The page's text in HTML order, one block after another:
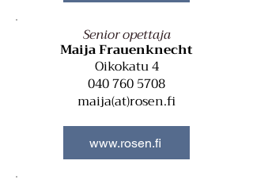
Senior opettaja
Maija Frauenknecht
Oikokatu 4
040 760 5708
maija(at)rosen.fi
www.rosen.fi